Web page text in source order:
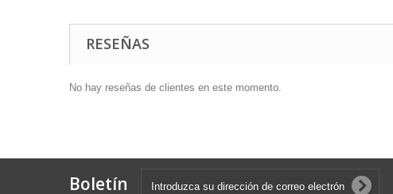
RESEÑAS
No hay reseñas de clientes en este momento.
Boletín